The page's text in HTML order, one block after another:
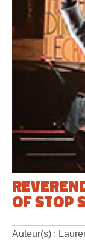
OF STOP
Auteur(s) :